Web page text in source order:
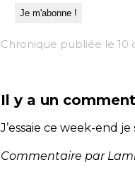
Chronique publiée le 10
Il y a un
J’essaie ce week-end
Commentaire par